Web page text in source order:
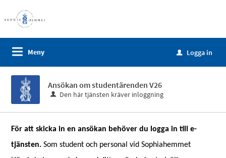
Meny u Logga in
Ansökan om studentärenden V26
Den här tjänsten kräver inloggning
För att skicka in en ansökan behöver du logga in till e-
tjänsten. Som student och personal vid Sophiahemmet